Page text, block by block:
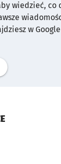
wiedzieć, co
w